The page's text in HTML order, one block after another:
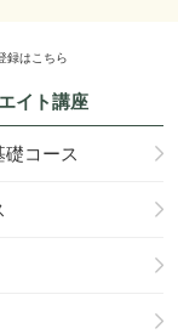
イト講座
礎コース